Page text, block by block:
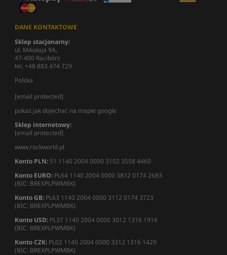
DANE KONTAKTOWE
Sklep stacjonarny:
ul. Mikołaja 9A,
47-400 Racibórz
tel. +48 883 474 729
Polska
[email protected]
pokaż jak dojechać na mapie google
Sklep internetowy:
[email protected]
www.rockworld.pl
Konto PLN: 51 1140 2004 0000 3102 3558 4460
Konto EURO: PL64 1140 2004 0000 3812 0174 2683
(BIC: BREXPLPWMBK)
Konto GB: PL63 1140 2004 0000 3112 0174 3723
(BIC: BREXPLPWMBK)
Konto USD: PL37 1140 2004 0000 3012 1316 1916
(BIC: BREXPLPWMBK)
Konto CZK: PL02 1140 2004 0000 3312 1316 1429
(BIC: BREXPLPWMBK)